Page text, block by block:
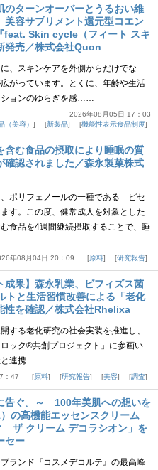
のターンオーバーとうるおい維
美容サプリメント還元型コエン
feat. Skin cycle（フィート スキ
発売／株式会社Quon
、スキンケアを外側からだけでな
がっています。とくに、年齢や生活
ションのゆらぎを感……
2026年08月05日 17：03
（美容） 新製品 機能性表示食品制度
含む食品の摂取により睡眠の質
確認されました／森永製菓株式
ポリフェノールの一種である「ピセ
す。この度、健常成人を対象とした
食品を4週間継続摂取することで、睡
年08月04日 20：09 原料 研究報告
成果】森永乳業、ビフィズス菌
トと生活習慣改善による「老化
性を確認／株式会社Rhelixa
する老化研究の社会実装を推進し、
ック®共創プロジェクト」に参画い
と連携……
：47 原料 研究報告 美容 調査
告ぐ。～ 100年美肌への想いを
の高機能エッセンスクリーム
ザ クリーム デコラシオン」を
セー
ランド『コスメデコルテ』の最高峰